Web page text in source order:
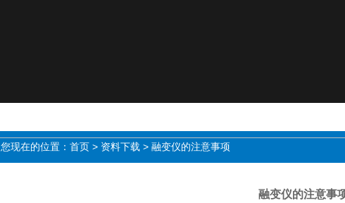
您现在的位置： 首页 > 资料下载 > 融变仪的注意事项
融变仪的注意事